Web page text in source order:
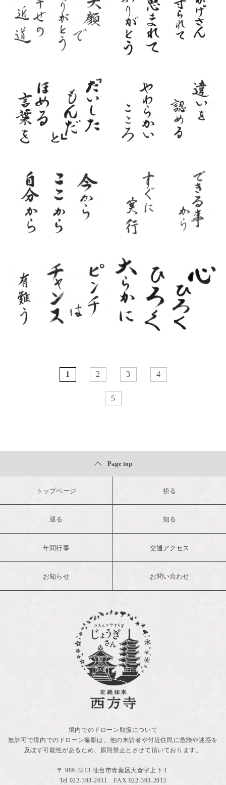
1 2 3 4
5
Page top
トップページ 祈る
巡る 知る
年間行事 交通アクセス
お知らせ お問い合わせ
境内でのドローン取扱について
無許可で境内でのドローン撮影は、他の来訪者や付近住民に危険や迷惑を
及ぼす可能性があるため、原則禁止とさせて頂いております。
〒 989-3213 仙台市青葉区大倉字上下１
Tel 022-393-2011 FAX 022-393-2013